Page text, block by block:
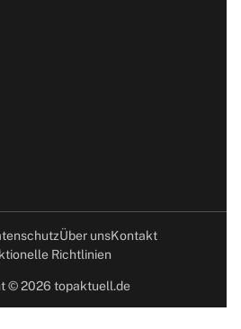
Über unsKontakt
Richtlinien
© 2026 topaktuell.de